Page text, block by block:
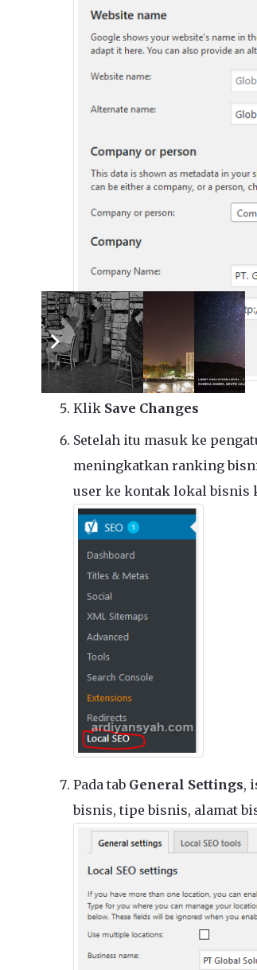
Klik Save Changes
Setelah itu masuk ke
meningkatkan ranking
user ke kontak lokal bisnis
Pada tab General Settings,
bisnis, tipe bisnis, alamat